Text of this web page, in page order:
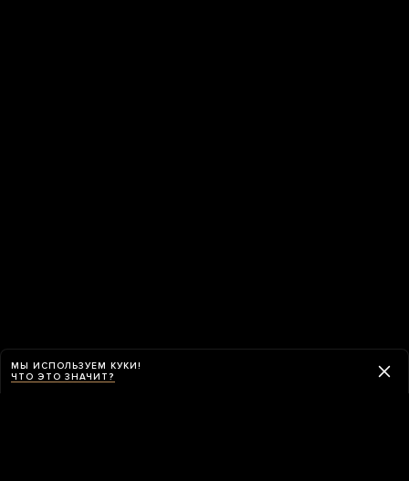
МЫ ИСПОЛЬЗУЕМ КУКИ!
ЧТО ЭТО ЗНАЧИТ?